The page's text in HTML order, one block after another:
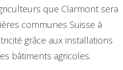
que Clarmont sera
communes Suisse à
grâce aux installations
bâtiments agricoles.